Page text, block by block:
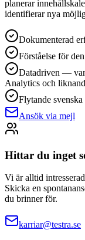
planerar
identifierar nya
Dokumenterad
Förståelse för
Datadriven —
Analytics och
Flytande svenska
Ansök via mejl
Hittar du inget
Vi är alltid
Skicka en
du brinner för.
karriar@testra.se